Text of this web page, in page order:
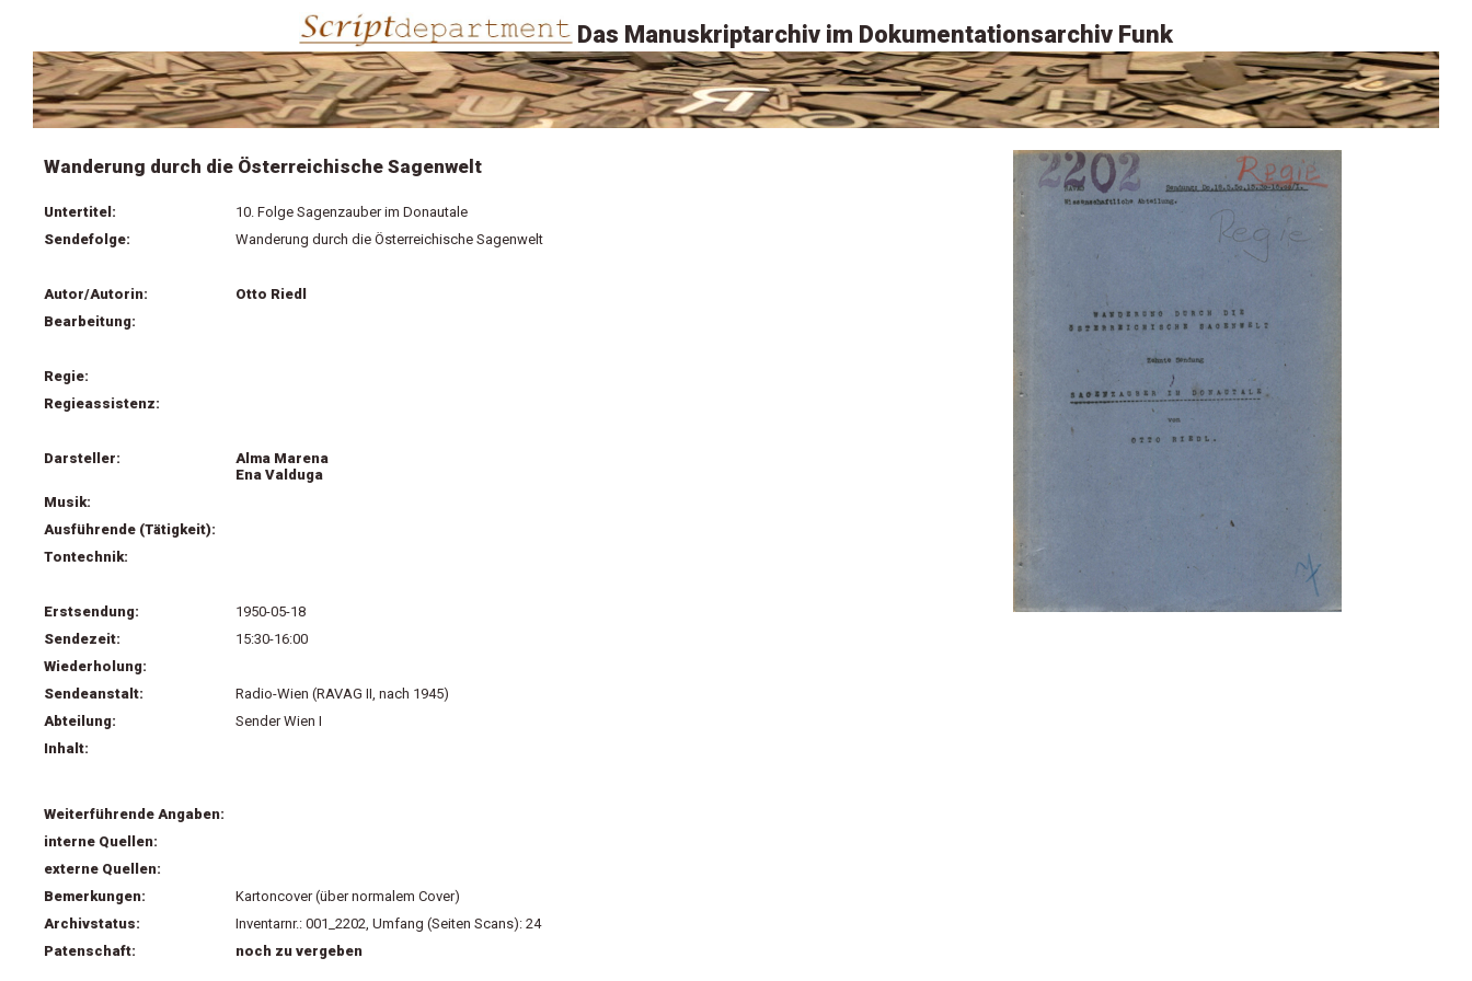
Das Manuskriptarchiv im Dokumentationsarchiv Funk
Wanderung durch die Österreichische Sagenwelt
Untertitel:
10. Folge Sagenzauber im Donautale
Sendefolge:
Wanderung durch die Österreichische Sagenwelt
Autor/Autorin:
Otto Riedl
Bearbeitung:
Regie:
Regieassistenz:
Darsteller:
Alma Marena
Ena Valduga
Musik:
Ausführende (Tätigkeit):
Tontechnik:
Erstsendung:
1950-05-18
Sendezeit:
15:30-16:00
Wiederholung:
Sendeanstalt:
Radio-Wien (RAVAG II, nach 1945)
Abteilung:
Sender Wien I
Inhalt:
Weiterführende Angaben:
interne Quellen:
externe Quellen:
Bemerkungen:
Kartoncover (über normalem Cover)
Archivstatus:
Inventarnr.: 001_2202, Umfang (Seiten Scans): 24
Patenschaft:
noch zu vergeben